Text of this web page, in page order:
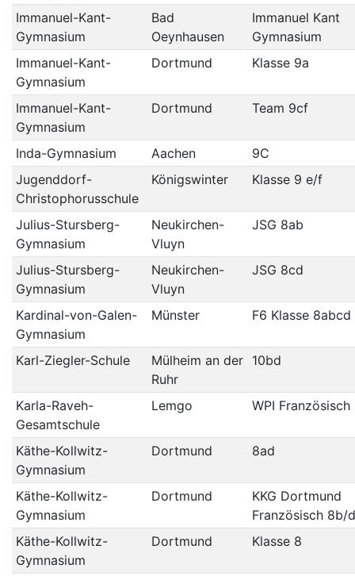
Immanuel-Kant-
Gymnasium
Bad
Oeynhausen
Immanuel Kant
Gymnasium
Immanuel-Kant-
Gymnasium
Dortmund Klasse 9a
Immanuel-Kant-
Gymnasium
Dortmund Team 9cf
Inda-Gymnasium Aachen
9C
Jugenddorf-
Christophorusschule
Königswinter Klasse 9 e/f
Julius-Stursberg-
Gymnasium
Neukirchen-
Vluyn
JSG 8ab
Julius-Stursberg-
Gymnasium
Neukirchen-
Vluyn
JSG 8cd
Kardinal-von-Galen-
Gymnasium
Münster F6 Klasse 8abcd
Karl-Ziegler-Schule
Mülheim an der
Ruhr
10bd
Karla-Raveh-
Gesamtschule
Lemgo WPI Französisch
Käthe-Kollwitz-
Gymnasium
Dortmund 8ad
Käthe-Kollwitz-
Gymnasium
Dortmund
KKG Dortmund
Französisch 8b/d
Käthe-Kollwitz-
Gymnasium
Dortmund Klasse 8